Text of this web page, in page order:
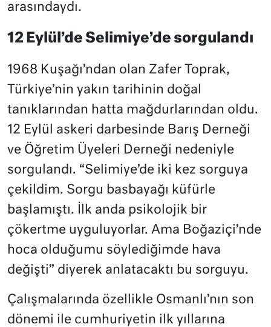
arasındaydı.
12 Eylül’de Selimiye’de sorgulandı
1968 Kuşağı’ndan olan Zafer Toprak,
Türkiye’nin yakın tarihinin doğal
tanıklarından hatta mağdurlarından oldu.
12 Eylül askeri darbesinde Barış Derneği
ve Öğretim Üyeleri Derneği nedeniyle
sorgulandı. “Selimiye’de iki kez sorguya
çekildim. Sorgu basbayağı küfürle
başlamıştı. İlk anda psikolojik bir
çökertme uyguluyorlar. Ama Boğaziçi’nde
hoca olduğumu söylediğimde hava
değişti” diyerek anlatacaktı bu sorguyu.
Çalışmalarında özellikle Osmanlı’nın son
dönemi ile cumhuriyetin ilk yıllarına